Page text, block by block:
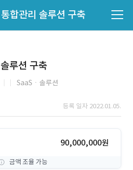
합관리 솔루션 구축
루션 구축
SaaSㆍ솔루션
등록 일자 2022.01.05.
90,000,000원
금액 조율 가능